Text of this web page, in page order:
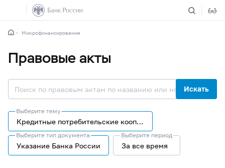
Микрофинансирование
Правовые акты
Искать
Выберите тему
Кредитные потребительские кооперативы
Выберите тип документа
Указание Банка России
Выберите период
За все время